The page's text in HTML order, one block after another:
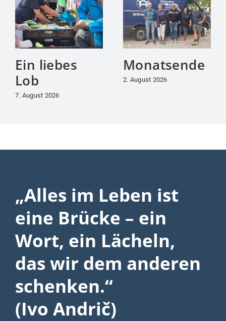
Ein liebes
Lob
7. August 2026
Monatsende
2. August 2026
„Alles im Leben ist
eine Brücke – ein
Wort, ein Lächeln,
das wir dem anderen
schenken.“
(Ivo Andrič)